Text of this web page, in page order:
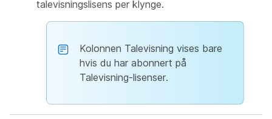
talevisningslisens per klynge.
Kolonnen Talevisning vises bare
hvis du har abonnert på
Talevisning-lisenser.